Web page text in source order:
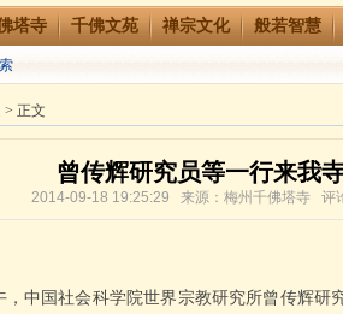
塔寺 千佛文苑 禅宗文化 般若智慧
> 正文
曾传辉研究员等一行来我
2014-09-18 19:25:29 来源：梅州千佛塔寺 评
中国社会科学院世界宗教研究所曾传辉研